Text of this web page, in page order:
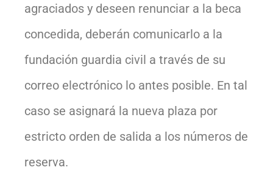
agraciados y deseen renunciar a la beca
concedida, deberán comunicarlo a la
fundación guardia civil a través de su
correo electrónico lo antes posible. En tal
caso se asignará la nueva plaza por
estricto orden de salida a los números de
reserva.